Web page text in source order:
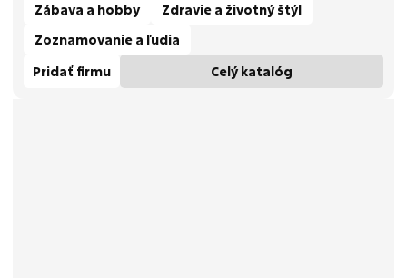
Zábava a hobby
Zdravie a životný štýl
Zoznamovanie a ľudia
Pridať firmu
Celý katalóg